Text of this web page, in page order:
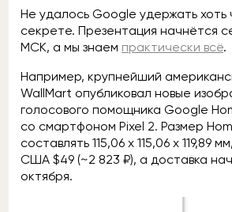
Не удалось Google удержать хоть
секрете. Презентация начнётся
МСК, а мы знаем практически всё.
Например, крупнейший
WallMart опубликовал новые
голосового помощника Google
со смартфоном Pixel 2. Размер
составлять 115,06 х 115,06 х 119,89
США $49 (~2 823 ₽), а доставка
октября.